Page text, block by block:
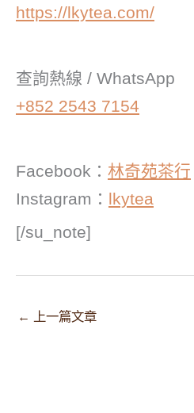
https://lkytea.com/
查詢熱線 / WhatsApp
+852 2543 7154
Facebook： 林奇苑茶行
Instagram： lkytea
[/su_note]
← 上一篇文章